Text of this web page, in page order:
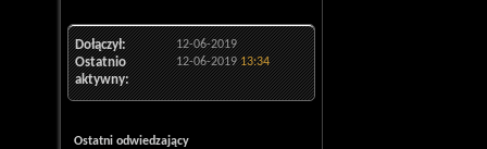
Dołączył 12-06-2019
Ostatnio
aktywny
12-06-201913:34
Ostatni odwiedzający